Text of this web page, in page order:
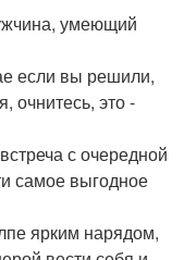
умеющий
если вы решили,
очнитесь, это -
с очередной
самое выгодное
ярким нарядом,